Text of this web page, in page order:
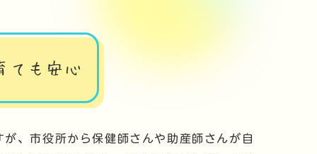
ても安心
、市役所から保健師さんや助産師さんが自